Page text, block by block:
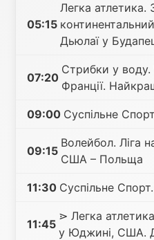
05:15
Легка атлетика.
Дьюлаї у
07:20
Стрибки у
Франції.
09:00 Суспільне
09:15
Волейбол. Ліга
США – Польща
11:30 Суспільне
11:45
⋗ Легка
у Юджині, США.